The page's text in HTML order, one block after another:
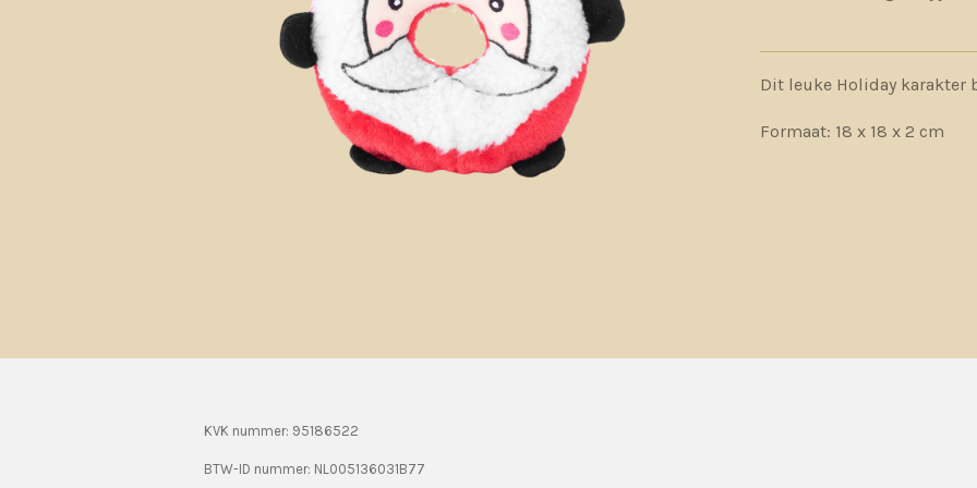
Dit leuke Holiday karakter
Formaat: 18 x 18 x 2 cm
KVK nummer: 95186522
BTW-ID nummer: NL005136031B77